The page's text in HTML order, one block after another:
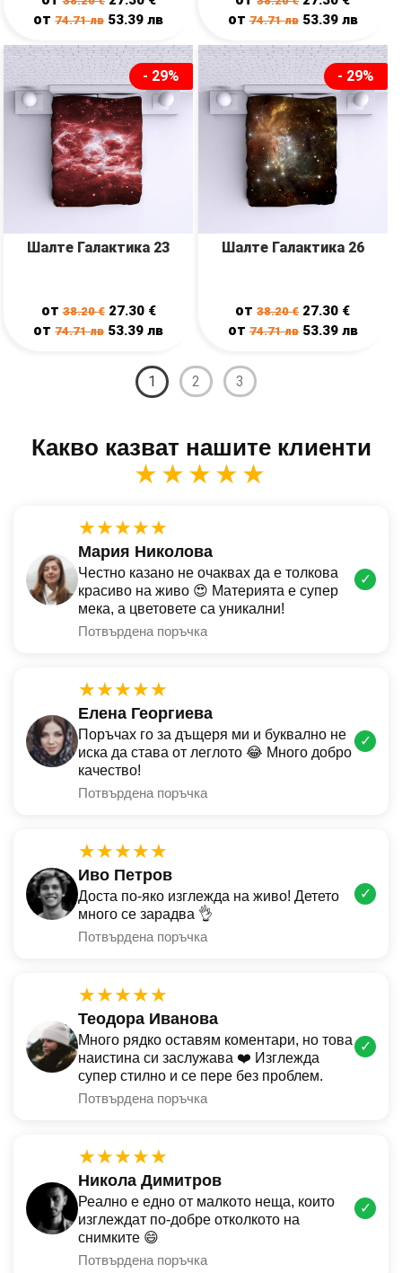
от74.71лв 53.39лв от 74.71лв 53.39 лв
- 29%
Шалте Галактика 23
от38.20€ 27.30 €
от74.71лв 53.39лв
- 29%
Шалте Галактика 26
от38.20€ 27.30 €
от 74.71лв 53.39 лв
1 2 3
Какво казват нашите клиенти
★★★★★
★★★★★
Мария Николова
Честно казано не очаквах да е толкова
красиво на живо 😍 Материята е супер
мека, а цветовете са уникални!
Потвърдена поръчка
✓
★★★★★
Елена Георгиева
Поръчах го за дъщеря ми и буквално не
иска да става от леглото 😂 Много добро
качество!
Потвърдена поръчка
✓
★★★★★
Иво Петров
Доста по-яко изглежда на живо! Детето
много се зарадва 👌
Потвърдена поръчка
✓
★★★★★
Теодора Иванова
Много рядко оставям коментари, но това
наистина си заслужава ❤️ Изглежда
супер стилно и се пере без проблем.
Потвърдена поръчка
✓
★★★★★
Никола Димитров
Реално е едно от малкото неща, които
изглеждат по-добре отколкото на
снимките 😄
Потвърдена поръчка
✓